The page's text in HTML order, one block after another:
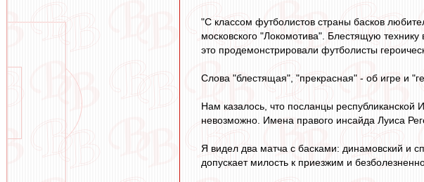
"С классом футболистов страны басков
московского "Локомотива". Блестящую
это продемонстрировали футболисты
Слова "блестящая", "прекрасная" - об игре и
Нам казалось, что посланцы
невозможно. Имена правого инсайда Луиса
Я видел два матча с басками: динамовский и
допускает милость к приезжим и